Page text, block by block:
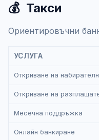
💰 Такси
Ориентировъчни
УСЛУГА
Откриване на
Откриване на
Месечна поддръжка
Онлайн банкиране